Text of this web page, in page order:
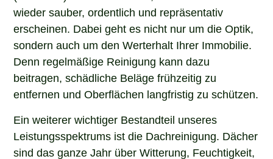
wieder sauber, ordentlich und repräsentativ
erscheinen. Dabei geht es nicht nur um die Optik,
sondern auch um den Werterhalt Ihrer Immobilie.
Denn regelmäßige Reinigung kann dazu
beitragen, schädliche Beläge frühzeitig zu
entfernen und Oberflächen langfristig zu schützen.
Ein weiterer wichtiger Bestandteil unseres
Leistungsspektrums ist die Dachreinigung. Dächer
sind das ganze Jahr über Witterung, Feuchtigkeit,